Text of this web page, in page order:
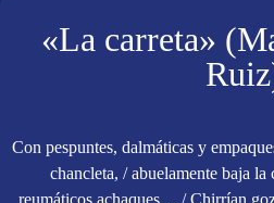
«La carreta»
Con pespuntes, dalmáticas y
chancleta, / abuelamente baja la